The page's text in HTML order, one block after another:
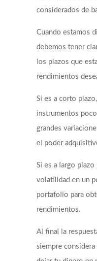
considerados de
Cuando estamos
debemos tener
los plazos que
rendimientos
Si es a corto
instrumentos
grandes
el poder
Si es a largo
volatilidad en un
portafolio para
rendimientos.
Al final la
siempre considera